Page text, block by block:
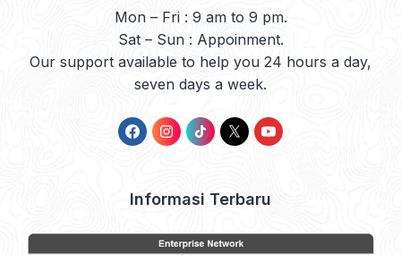
Mon – Fri : 9 am to 9 pm.
Sat – Sun : Appoinment.
Our support available to help you 24 hours a day,
seven days a week.
Informasi Terbaru